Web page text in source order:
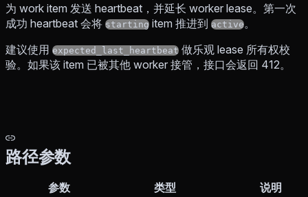
为 work item 发送 heartbeat，并延长 worker lease。第一次
成功 heartbeat 会将 starting item 推进到 active。
建议使用 expected_last_heartbeat 做乐观 lease 所有权校
验。如果该 item 已被其他 worker 接管，接口会返回 412。
路径参数
参数 类型 说明